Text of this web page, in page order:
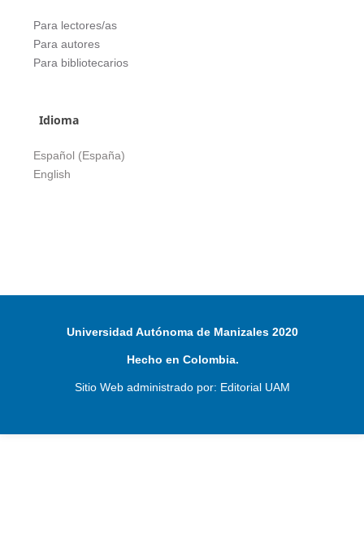
Para lectores/as
Para autores
Para bibliotecarios
Idioma
Español (España)
English
Universidad Autónoma de Manizales 2020
Hecho en Colombia.
Sitio Web administrado por: Editorial UAM